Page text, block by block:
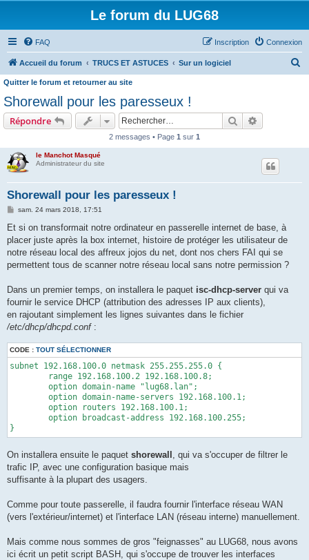
Le forum du LUG68
FAQ Connexion
Inscription
Accueil du forum TRUCS ET ASTUCES Sur un logiciel
Quitter le forum et retourner au site
Shorewall pour les paresseux !
Répondre Rechercher
2 messages • Page 1 sur 1
le Manchot Masqué
Administrateur du site
Shorewall pour les paresseux !
M
s
a
g
sam. 24 mars 2018, 17:51
Et si on transformait notre ordinateur en passerelle internet de base, à
placer juste après la box internet, histoire de protéger les utilisateur de
notre réseau local des affreux jojos du net, dont nos chers FAI qui se
permettent tous de scanner notre réseau local sans notre permission ?
Dans un premier temps, on installera le paquet isc-dhcp-server qui va
fournir le service DHCP (attribution des adresses IP aux clients),
en rajoutant simplement les lignes suivantes dans le fichier
/etc/dhcp/dhcpd.conf:
CODE : TOUT SÉLECTIONNER
subnet 192.168.100.0 netmask 255.255.255.0 {
        range 192.168.100.2 192.168.100.8;
        option domain-name "lug68.lan";
        option domain-name-servers 192.168.100.1;
        option routers 192.168.100.1;
        option broadcast-address 192.168.100.255;
}
On installera ensuite le paquet shorewall , qui va s'occuper de filtrer le
trafic IP, avec une configuration basique mais
suffisante à la plupart des usagers.
Comme pour toute passerelle, il faudra fournir l'interface réseau WAN
(vers l'extérieur/internet) et l'interface LAN (réseau interne) manuellement.
Mais comme nous sommes de gros "feignasses" au LUG68, nous avons
ici écrit un petit script BASH, qui s'occupe de trouver les interfaces